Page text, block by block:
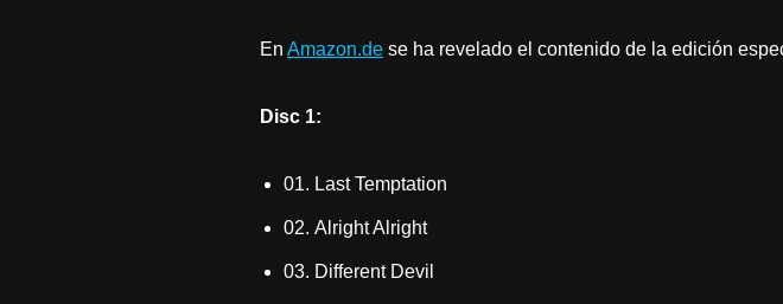
En Amazon.de se ha revelado el contenido de la edición
Disc 1:
01. Last Temptation
02. Alright Alright
03. Different Devil